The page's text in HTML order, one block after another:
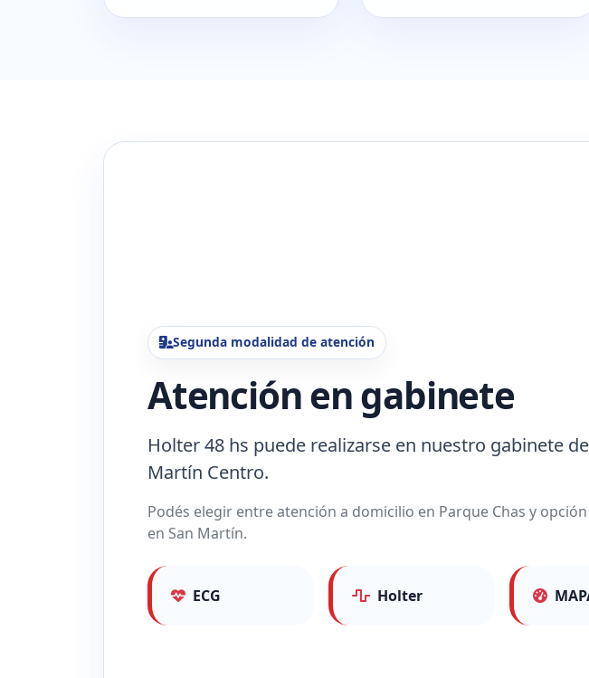
Segunda modalidad de atención
Atención en gabinete
Holter 48 hs puede realizarse en nuestro gabinete
Martín Centro.
Podés elegir entre atención a domicilio en Parque Chas y
en San Martín.
ECG Holter